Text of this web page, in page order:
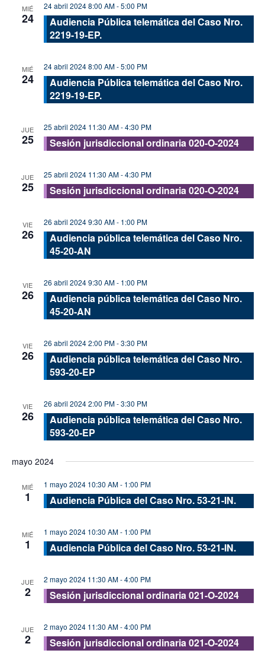
vistas
de
MIÉ
24
24 abril 2024 8:00 AM-5:00 PM
Audiencia Pública telemática del Caso Nro.
2219-19-EP.
MIÉ
24
24 abril 2024 8:00 AM-5:00 PM
Audiencia Pública telemática del Caso Nro.
2219-19-EP.
JUE
25
25 abril 2024 11:30 AM-4:30 PM
Sesión jurisdiccional ordinaria 020-O-2024
JUE
25
25 abril 2024 11:30 AM-4:30 PM
Sesión jurisdiccional ordinaria 020-O-2024
VIE
26
26 abril 2024 9:30 AM- 1:00 PM
Audiencia pública telemática del Caso Nro.
45-20-AN
VIE
26
26 abril 2024 9:30 AM- 1:00 PM
Audiencia pública telemática del Caso Nro.
45-20-AN
VIE
26
26 abril 2024 2:00 PM-3:30 PM
Audiencia pública telemática del Caso Nro.
593-20-EP
VIE
26
26 abril 2024 2:00 PM-3:30 PM
Audiencia pública telemática del Caso Nro.
593-20-EP
mayo 2024
MIÉ
1
1 mayo 2024 10:30 AM- 1:00 PM
Audiencia Pública del Caso Nro. 53-21-IN.
MIÉ
1
1 mayo 2024 10:30 AM- 1:00 PM
Audiencia Pública del Caso Nro. 53-21-IN.
JUE
2
2 mayo 2024 11:30 AM-4:00 PM
Sesión jurisdiccional ordinaria 021-O-2024
JUE
2
2 mayo 2024 11:30 AM-4:00 PM
Sesión jurisdiccional ordinaria 021-O-2024